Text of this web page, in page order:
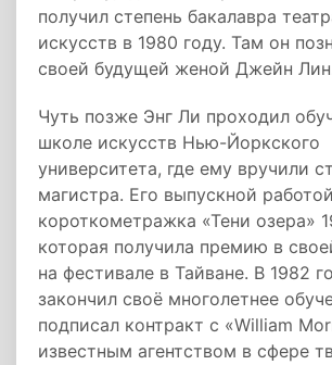
получил степень бакалавра
искусств в 1980 году. Там он
своей будущей женой Джейн
Чуть позже Энг Ли проходил
школе искусств Нью-Йоркского
университета, где ему вручили
магистра. Его выпускной
короткометражка «Тени озера»
которая получила премию в
на фестивале в Тайване. В 1982
закончил своё многолетнее
подписал контракт с «William
известным агентством в сфере